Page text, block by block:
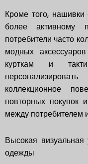
Кроме того,
более активному
потребители часто
модных
курткам и
коллекционное
повторных покупок
между потребителем
Высокая
одежды